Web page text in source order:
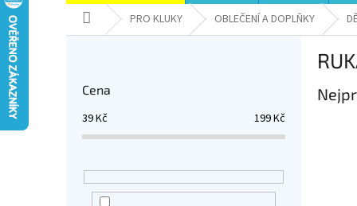
Domů PRO KLUKY OBLEČENÍ A DOPLŇKY
Cena
39Kč 199Kč